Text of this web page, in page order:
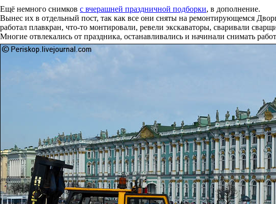
Ещё немного снимков с вчерашней праздничной подборки, в дополнение.
Вынес их в отдельный пост, так как все они сняты на ремонтирующемся
работал плавкран, что-то монтировали, ревели экскаваторы, сваривали
Многие отвлекались от праздника, останавливались и начинали снимать